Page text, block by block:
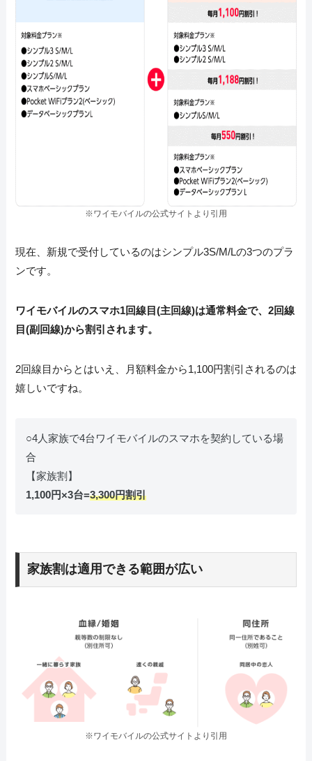
※ワイモバイルの公式サイトより引用
現在、新規で受付しているのはシンプル3S/M/Lの3つのプラ
ンです。
ワイモバイルのスマホ1回線目(主回線)は通常料金で、2回線
目(副回線)から割引されます。
2回線目からとはいえ、月額料金から1,100円割引されるのは
嬉しいですね。
○4人家族で4台ワイモバイルのスマホを契約している場
合
【家族割】
1,100円×3台=3,300円割引
家族割は適用できる範囲が広い
※ワイモバイルの公式サイトより引用